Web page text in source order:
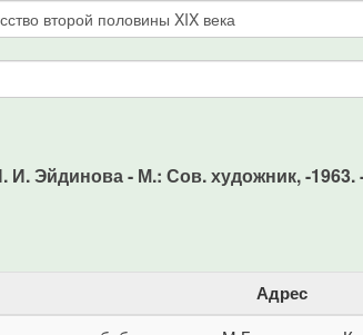
И. Эйдинова - М.: Сов. художник, -1963.
Адрес